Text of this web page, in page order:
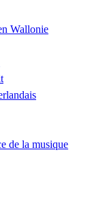
Wallonie
de la musique